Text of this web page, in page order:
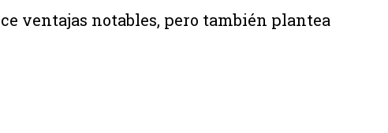
ventajas notables, pero también plantea